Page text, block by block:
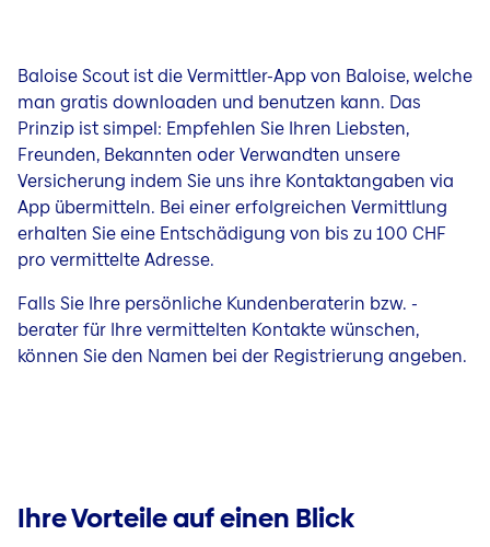
Baloise Scout ist die Vermittler-App von Baloise, welche
man gratis downloaden und benutzen kann. Das
Prinzip ist simpel: Empfehlen Sie Ihren Liebsten,
Freunden, Bekannten oder Verwandten unsere
Versicherung indem Sie uns ihre Kontaktangaben via
App übermitteln. Bei einer erfolgreichen Vermittlung
erhalten Sie eine Entschädigung von bis zu 100 CHF
pro vermittelte Adresse.
Falls Sie Ihre persönliche Kundenberaterin bzw. -
berater für Ihre vermittelten Kontakte wünschen,
können Sie den Namen bei der Registrierung angeben.
Ihre Vorteile auf einen Blick